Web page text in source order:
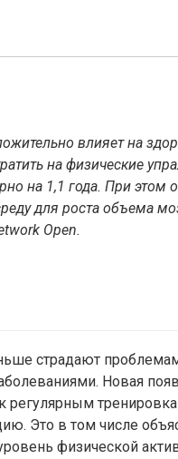
влияет на
на физические
на 1,1 года. При этом
для роста объема
Open.
страдают
Новая
регулярным
Это в том числе
физической